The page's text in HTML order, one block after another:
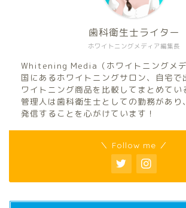
ホワイトニングメディア編集長
歯科衛生士ライター
Whitening Media（ホワイトニングメ
国にあるホワイトニングサロン、自宅で
ワイトニング商品を比較してまとめてい
管理人は歯科衛生士としての勤務があり
発信することを心がけています！
＼ Follow me ／